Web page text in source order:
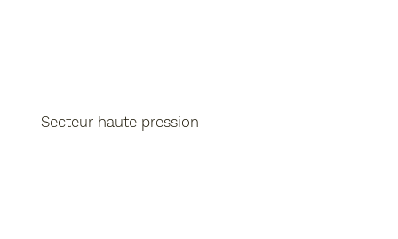
Secteur haute pression